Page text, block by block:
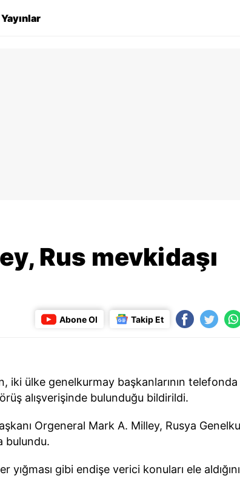
Yayınlar
Rus mevkidaşı
Abone Ol Takip Et
iki ülke genelkurmay başkanlarının telefonda
alışverişinde bulunduğu bildirildi.
Orgeneral Mark A. Milley, Rusya
bulundu.
gibi endişe verici konuları ele aldığını